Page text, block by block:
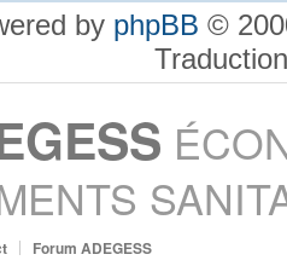
by phpBB ©
Forum ADEGESS